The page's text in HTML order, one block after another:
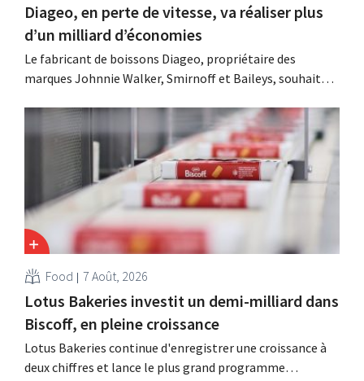
Diageo, en perte de vitesse, va réaliser plus
d’un milliard d’économies
Le fabricant de boissons Diageo, propriétaire des
marques Johnnie Walker, Smirnoff et Baileys, souhaite,
considérablement ses coûts tout en investissant dans la
croissance, notamment pour Guinness et les cocktails
prêts à boire.
Food 7 Août, 2026
Lotus Bakeries investit un demi-milliard dans
Biscoff, en pleine croissance
Lotus Bakeries continue d'enregistrer une croissance à
deux chiffres et lance le plus grand programme